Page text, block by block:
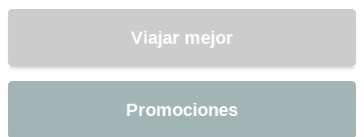
Viajar mejor
Promociones